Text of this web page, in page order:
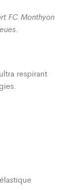
FC Monthyon
respirant